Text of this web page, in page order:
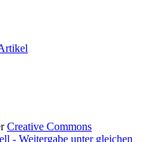
Creative Commons
- Weitergabe unter gleichen